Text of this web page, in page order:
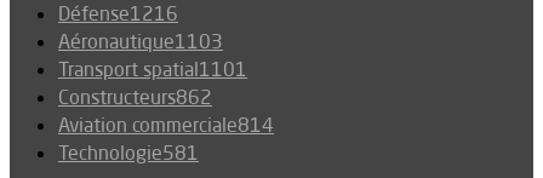
Défense1216
Aéronautique1103
Transport spatial1101
Constructeurs862
Aviation commerciale814
Technologie581